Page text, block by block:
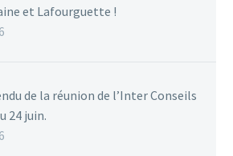
et Lafourguette !
de la réunion de l’Inter Conseils
24 juin.